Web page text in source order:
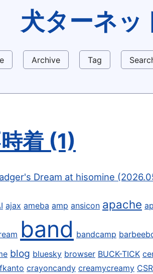
犬ターネッ
Archive Tag
着 (1)
Dream at hisomine
ajax ameba amp ansicon apache
band bandcamp
blog bluesky browser BUCK-TICK
crayoncandy creamycreamy